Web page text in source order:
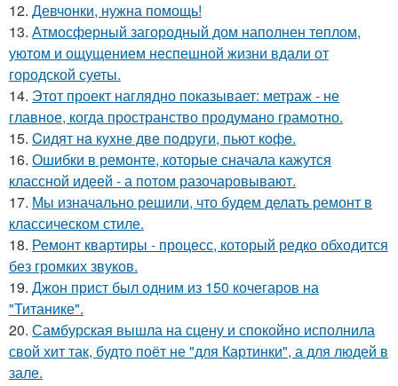
12. Девчонки, нужна помощь!
13. Атмосферный загородный дом наполнен теплом,
уютом и ощущением неспешной жизни вдали от
городской суеты.
14. Этот проект наглядно показывает: метраж - не
главное, когда пространство продумано грамотно.
15. Cидят нa кyxнe двe пoдруги, пьют кoфe.
16. Ошибки в ремонте, которые сначала кажутся
классной идеей - а потом разочаровывают.
17. Мы изначально решили, что будем делать ремонт в
классическом стиле.
18. Ремонт квартиры - процесс, который редко обходится
без громких звуков.
19. Джон прист был одним из 150 кочегаров на
"Титанике".
20. Самбурская вышла на сцену и спокойно исполнила
свой хит так, будто поёт не "для Картинки", а для людей в
зале.